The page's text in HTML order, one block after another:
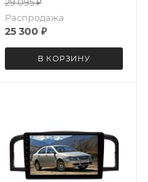
Распродажа
25 300 ₽
В КОРЗИНУ